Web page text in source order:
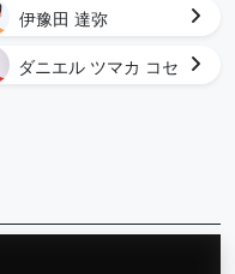
伊豫田 達弥
ダニエル ツマカ コセ